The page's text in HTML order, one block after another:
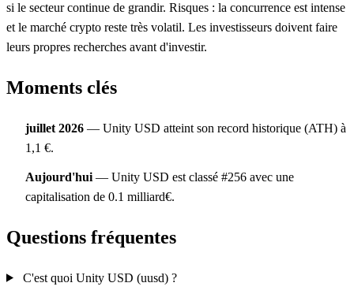
si le secteur continue de grandir. Risques : la concurrence est intense
et le marché crypto reste très volatil. Les investisseurs doivent faire
leurs propres recherches avant d'investir.
Moments clés
juillet 2026 — Unity USD atteint son record historique (ATH) à
1,1 €.
Aujourd'hui — Unity USD est classé #256 avec une
capitalisation de 0.1 milliard€.
Questions fréquentes
C'est quoi Unity USD (uusd) ?